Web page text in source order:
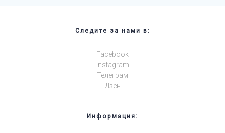
Следите за нами в:
Facebook
Instagram
Телеграм
Дзен
Информация: